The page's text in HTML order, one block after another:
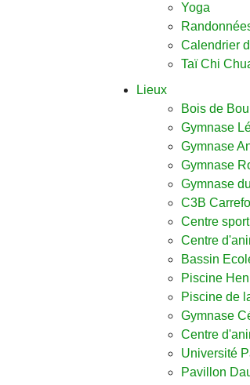
Yoga
Calendrier
Taï Chi
Lieux
Bois de
Gymnase
Gymnase
Gymnase
Gymnase
C3B
Centre
Centre
Bassin
Piscine
Piscine de
Gymnase
Centre
Université
Pavillon